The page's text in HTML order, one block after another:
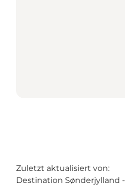
Zuletzt aktualisiert von:
Destination Sønderjylland